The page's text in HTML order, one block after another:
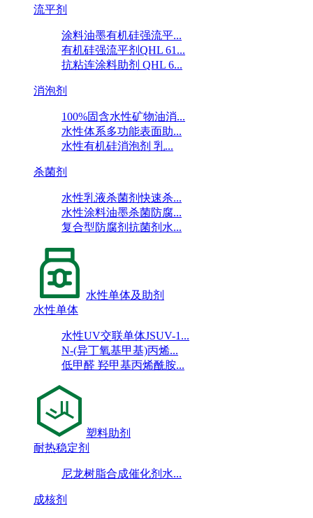
流平剂
涂料油墨有机硅强流平...
有机硅强流平剂QHL 61...
抗粘连涂料助剂 QHL 6...
消泡剂
100%固含水性矿物油消...
水性体系多功能表面助...
水性有机硅消泡剂 乳...
杀菌剂
水性乳液杀菌剂快速杀...
水性涂料油墨杀菌防腐...
复合型防腐剂抗菌剂水...
水性单体及助剂
水性单体
水性UV交联单体JSUV-1...
N-(异丁氧基甲基)丙烯...
低甲醛 羟甲基丙烯酰胺...
塑料助剂
耐热稳定剂
尼龙树脂合成催化剂水...
成核剂